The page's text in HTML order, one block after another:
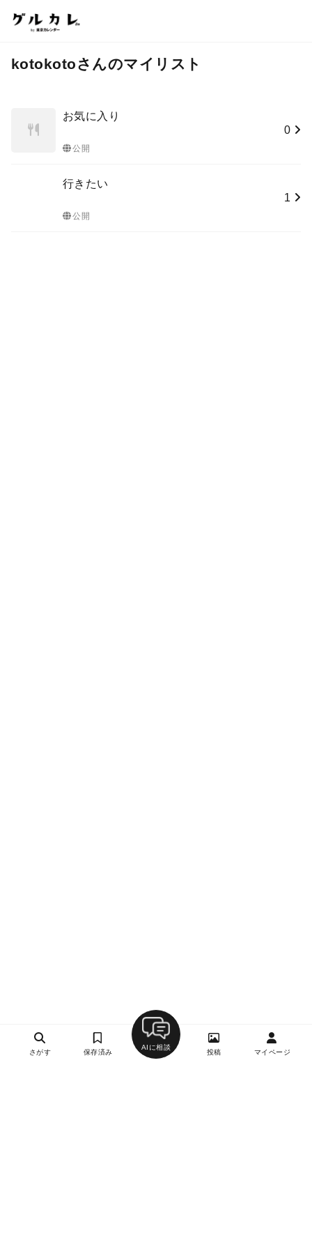
kotokotoさんのマイリスト
お気に入り
公開
0
行きたい
公開
1
さがす 保存済み
AIに相談
投稿 マイページ